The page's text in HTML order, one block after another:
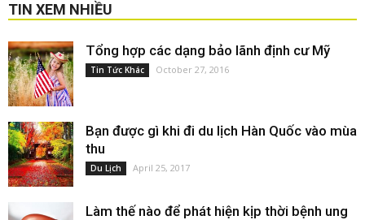
TIN XEM NHIỀU
Tổng hợp các dạng bảo lãnh định cư Mỹ
Tin Tức Khác October 27, 2016
Bạn được gì khi đi du lịch Hàn Quốc vào mùa
thu
Du Lịch April 25, 2017
Làm thế nào để phát hiện kịp thời bệnh ung